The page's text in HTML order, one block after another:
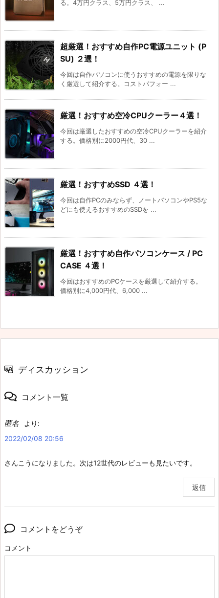
る。4万円クラス、5万円クラス、 ...
超厳選！おすすめ自作PC電源ユニット (P
SU) ２選！
今回は自作パソコンに使うおすすめの電源を限りな
く厳選して紹介する。コストパフォー ...
厳選！おすすめ空冷CPUクーラー４選！
今回は厳選したおすすめの空冷CPUクーラーを紹介
する。価格別に2000円代、30 ...
厳選！おすすめSSD ４選！
今回は自作PCのみならず、ノートパソコンやPS5な
どにも使えるおすすめのSSDを ...
厳選！おすすめ自作パソコンケース / PC
CASE ４選！
今回はおすすめのPCケースを厳選して紹介する。
価格別に4,000円代、6,000 ...
ディスカッション
コメント一覧
匿名
より:
2022/02/08 20:56
さんこうになりました。次は12世代のレビューも見たいです。
返信
コメントをどうぞ
コメント